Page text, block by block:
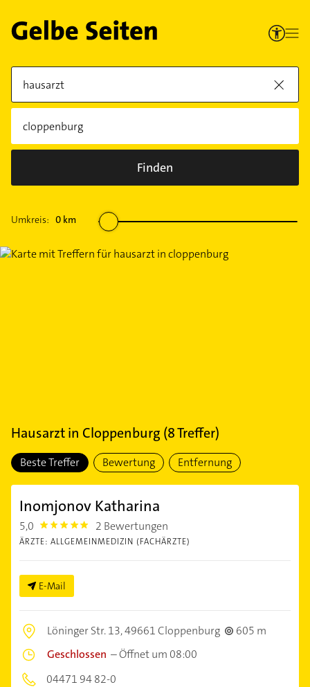
Finden
Umkreis: 0 km
Hausarztin Cloppenburg (8Treffer)
Beste Treffer Bewertung Entfernung
Inomjonov Katharina
5,0 5.0 2 Bewertungen
ÄRZTE: ALLGEMEINMEDIZIN (FACHÄRZTE)
E-Mail
Löninger Str. 13,49661 Cloppenburg
605 m
Geschlossen –Öffnet um 08:00
04471 94 82-0